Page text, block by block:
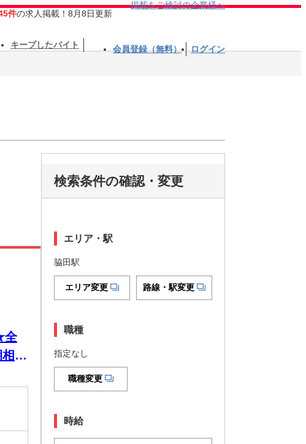
件の求人掲載！8月8日更新
掲載をご検討の企業様へ
キープしたバイト 会員登録（無料） ログイン
全
談
検索条件の確認・変更
エリア・駅
脇田駅
エリア変更 路線・駅変更
職種
指定なし
職種変更
時給